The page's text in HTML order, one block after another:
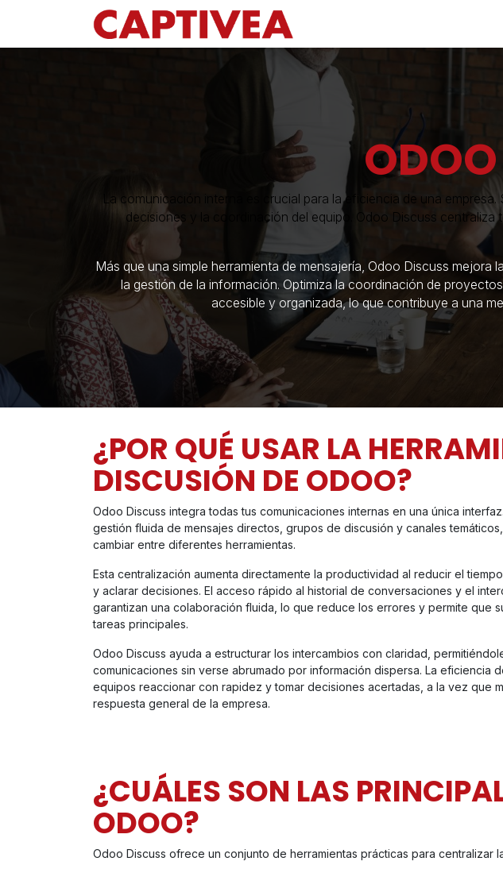
La comunicación interna es crucial para la eficiencia de una
decisiones y la coordinación del equipo. Odoo Discuss
Más que una simple herramienta de mensajería, Odoo Discuss
la gestión de la información. Optimiza la coordinación de
accesible y organizada, lo que contribuye a una
¿POR QUÉ USAR LA
DISCUSIÓN DE ODOO?
Odoo Discuss integra todas tus comunicaciones internas en una única
gestión fluida de mensajes directos, grupos de discusión y canales
cambiar entre diferentes herramientas.
Esta centralización aumenta directamente la productividad al reducir el
y aclarar decisiones. El acceso rápido al historial de conversaciones y el
garantizan una colaboración fluida, lo que reduce los errores y permite que
tareas principales.
Odoo Discuss ayuda a estructurar los intercambios con claridad,
comunicaciones sin verse abrumado por información dispersa. La eficiencia
equipos reaccionar con rapidez y tomar decisiones acertadas, a la vez que
respuesta general de la empresa.
¿CUÁLES SON LAS
ODOO?
Odoo Discuss ofrece un conjunto de herramientas prácticas para